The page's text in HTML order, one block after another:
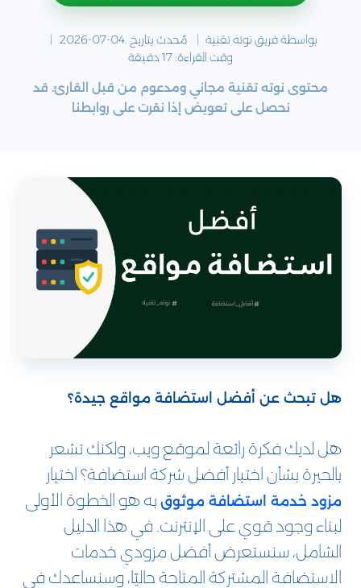
بواسطة فريق نوته تقنية مٌحدث بتاريخ .2026-07-04
وقت القراءة:
دقيقة
محتوى نوته تقنية مجاني ومدعوم من قبل القارئ. قد
نحصل على تعويض إذا نقرت على روابطنا
هل تبحث عن أفضل استضافة مواقع جيدة؟
هل لديك فكرة رائعة لموقع ويب، ولكنك تشعر
بالحيرة بشأن اختيار أفضل شركة استضافة؟ اختيار
مزود خدمة استضافة موثوق به هو الخطوة الأولى
لبناء وجود قوي على الإنترنت. في هذا الدليل
الشامل، سنستعرض أفضل مزودي خدمات
الاستضافة المشتركة المتاحة حاليًا، وسنساعدك في